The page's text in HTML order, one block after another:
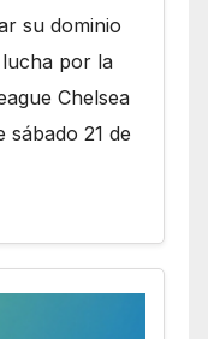
su dominio
por la
Chelsea
21 de